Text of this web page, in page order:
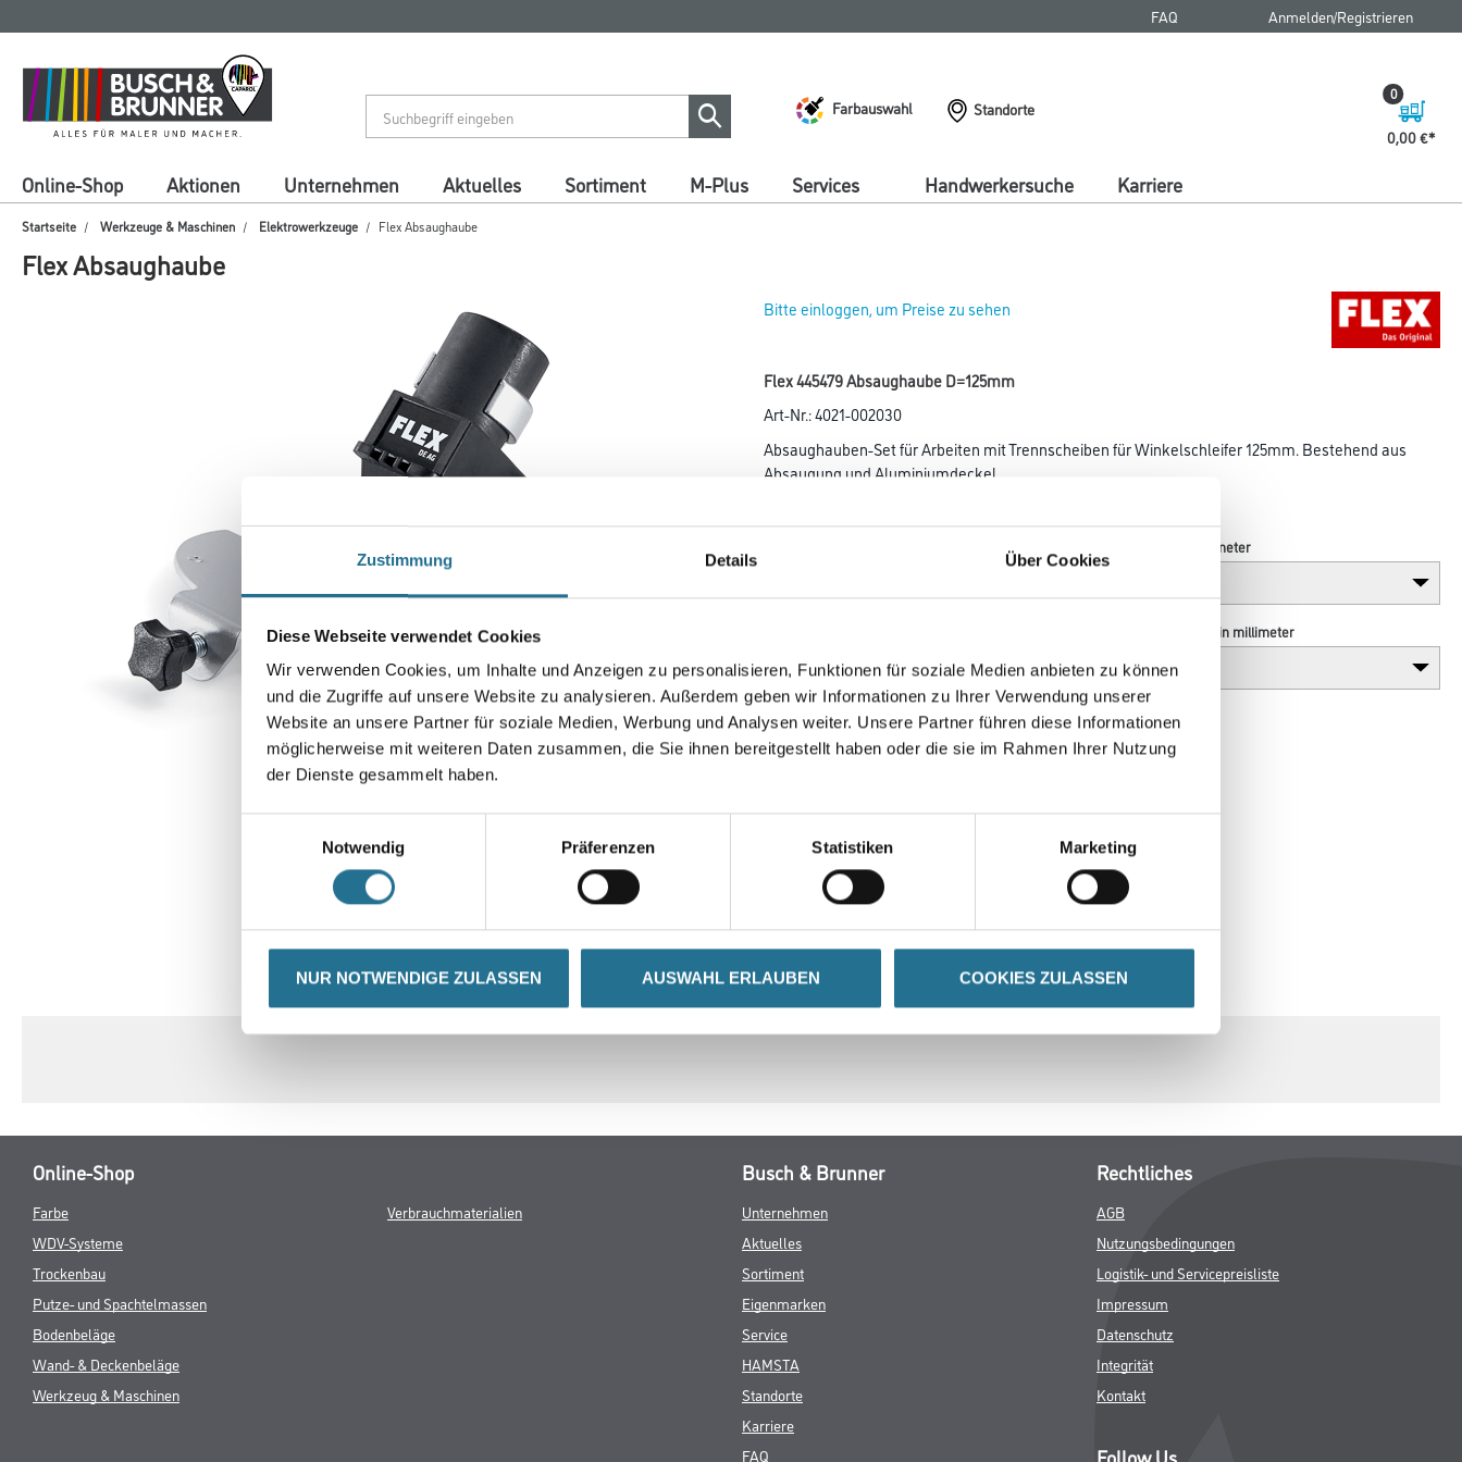
Zustimmung Details Über Cookies
Diese Webseite verwendet Cookies
Wir verwenden Cookies, um Inhalte und Anzeigen zu personalisieren, Funktionen für soziale Medien anbieten zu können
und die Zugriffe auf unsere Website zu analysieren. Außerdem geben wir Informationen zu Ihrer Verwendung unserer
Website an unsere Partner für soziale Medien, Werbung und Analysen weiter. Unsere Partner führen diese Informationen
möglicherweise mit weiteren Daten zusammen, die Sie ihnen bereitgestellt haben oder die sie im Rahmen Ihrer Nutzung
der Dienste gesammelt haben.
Notwendig
Präferenzen Statistiken Marketing
NUR NOTWENDIGE ZULASSEN AUSWAHL ERLAUBEN COOKIES ZULASSEN
springen
springen
FAQ Anmelden/Registrieren
Farbauswahl
Standorte
0,00 €
0
Online-Shop Aktionen Unternehmen Aktuelles Sortiment M-Plus Services Handwerkersuche Karriere
Startseite Werkzeuge & Maschinen Elektrowerkzeuge Flex Absaughaube
Flex Absaughaube
Bitte einloggen, um Preise zu sehen
Flex 445479 Absaughaube D=125mm
Art-Nr.:4021-002030
Absaughauben-Set für Arbeiten mit Trennscheiben für Winkelschleifer 125mm. Bestehend aus
Absaugung und Aluminiumdeckel.
Breite in millimeter
Durchmesser in millimeter
Umrechnungsfaktoren
CURRENT
TAB:
PRODUKTEIGENSCHAFTEN ZUSATZINFOS GEFAHRENHINWEISE SPEZIFIKATIONEN
Online-Shop
Farbe
WDV-Systeme
Trockenbau
Putze- und Spachtelmassen
Bodenbeläge
Wand- & Deckenbeläge
Werkzeug & Maschinen
Verbrauchmaterialien
Busch & Brunner
Unternehmen
Aktuelles
Sortiment
Eigenmarken
Service
HAMSTA
Standorte
Karriere
FAQ
Rechtliches
AGB
Nutzungsbedingungen
Logistik- und Servicepreisliste
Impressum
Datenschutz
Integrität
Kontakt
Follow Us